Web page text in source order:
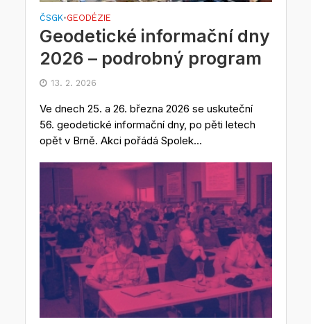
ČSGK•GEODÉZIE
Geodetické informační dny
2026 – podrobný program
13. 2. 2026
Ve dnech 25. a 26. března 2026 se uskuteční
56. geodetické informační dny, po pěti letech
opět v Brně. Akci pořádá Spolek...